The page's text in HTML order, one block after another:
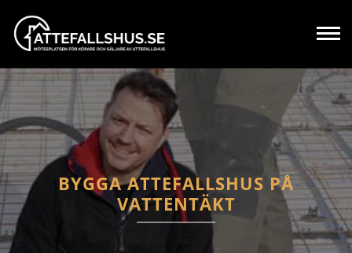
BYGGA ATTEFALLSHUS PÅ
VATTENTÄKT